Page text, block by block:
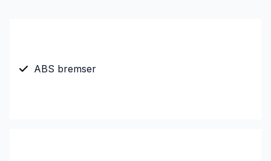
ABS bremser